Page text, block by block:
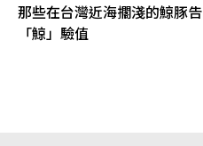
那些在台灣近海擱淺的鯨豚
「鯨」驗值